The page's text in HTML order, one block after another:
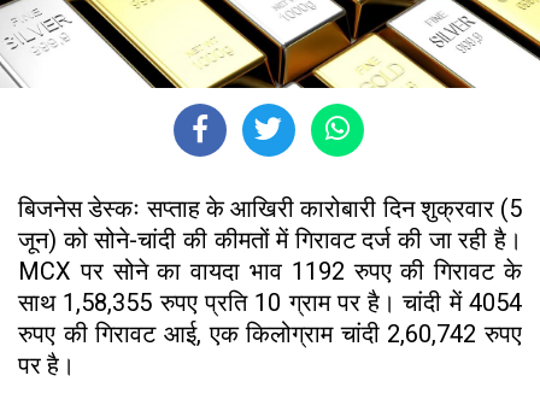
बिजनेस डेस्कः सप्ताह के आखिरी कारोबारी दिन शुक्रवार (5
जून) को सोने-चांदी की कीमतों में गिरावट दर्ज की जा रही है।
MCX पर सोने का वायदा भाव 1192 रुपए की गिरावट के
साथ 1,58,355 रुपए प्रति 10 ग्राम पर है। चांदी में 4054
रुपए की गिरावट आई, एक किलोग्राम चांदी 2,60,742 रुपए
पर है।